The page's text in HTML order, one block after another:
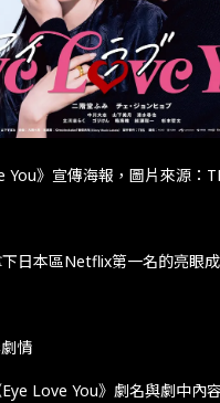
You​》宣傳海報，圖片來源：​
日本區​Netflix​第一名的亮眼成
情​
Love You​》劇名與劇中內